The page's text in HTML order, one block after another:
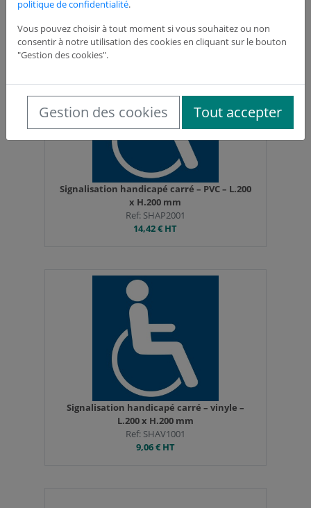
Signalisation handicapé carré – PVC – L.200
x H.200 mm
Ref: SHAP2001
14,42 € HT
Signalisation handicapé carré – vinyle –
L.200 x H.200 mm
Ref: SHAV1001
9,06 €HT
politique de confidentialité.
Vous pouvez choisir à tout moment si vous souhaitez ou non
consentir à notre utilisation des cookies en cliquant sur le bouton
"Gestion des cookies".
Gestion des cookies Tout accepter